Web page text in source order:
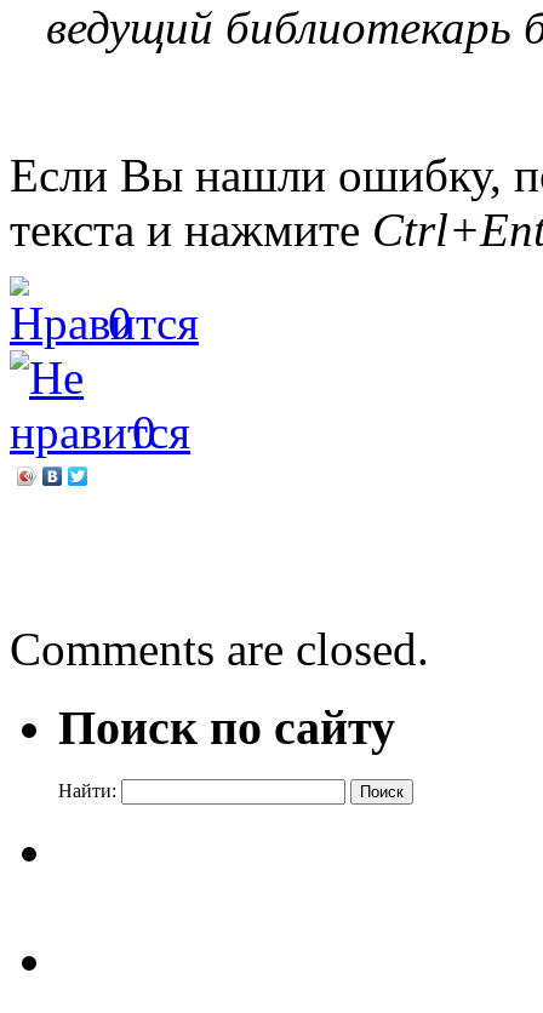
ведущий
Если Вы нашли ошибку,
текста и нажмите
0
0
Comments are closed.
Поиск по сайту
Найти: